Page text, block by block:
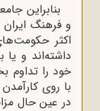
بنابراین
و فرهنگ
اکثر
داشته‌اند و
خود را تداوم
با روی
در عین حال